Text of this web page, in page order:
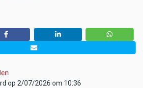
op 2/07/2026 om 10:36